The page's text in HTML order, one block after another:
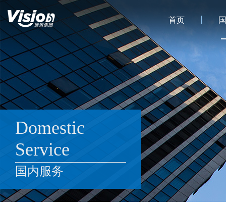
首页
Domestic
Service
国内服务